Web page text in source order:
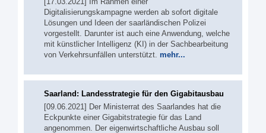
Digitalisierungskampagne werden ab sofort digitale
Lösungen und Ideen der saarländischen Polizei
vorgestellt. Darunter ist auch eine Anwendung, welche
mit künstlicher Intelligenz (KI) in der Sachbearbeitung
von Verkehrsunfällen unterstützt. mehr...
Saarland: Landesstrategie für den Gigabitausbau
[09.06.2021] Der Ministerrat des Saarlandes hat die
Eckpunkte einer Gigabitstrategie für das Land
angenommen. Der eigenwirtschaftliche Ausbau soll